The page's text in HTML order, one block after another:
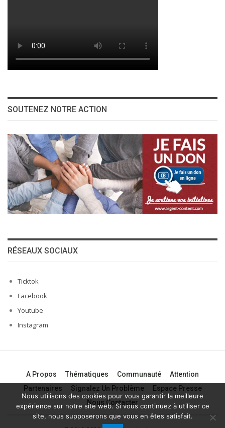
SOUTENEZ NOTRE ACTION
RÉSEAUX SOCIAUX
Ticktok
Facebook
Youtube
Instagram
A Propos Thématiques Communauté
Attention
Partenaires
Signalez Un Problème
Espace Presse
Nous Contacter
Nous utilisons des cookies pour vous garantir la meilleure
expérience sur notre site web. Si vous continuez à utiliser ce
site, nous supposerons que vous en êtes satisfait.